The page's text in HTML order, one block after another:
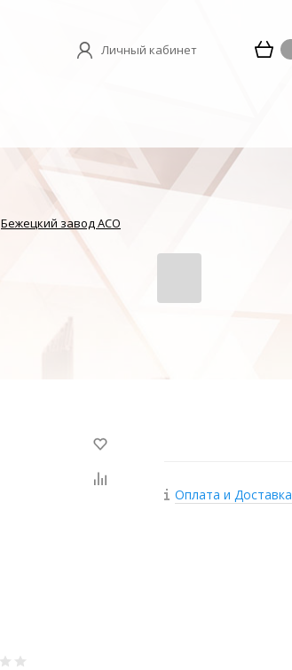
Личный кабинет
Бежецкий завод АСО
Оплата и Доставка